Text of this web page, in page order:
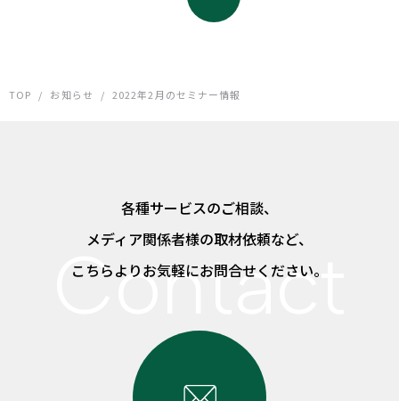
TOP / お知らせ / 2022年2月のセミナー情報
各種サービスのご相談、
メディア関係者様の取材依頼など、
こちらよりお気軽にお問合せください。